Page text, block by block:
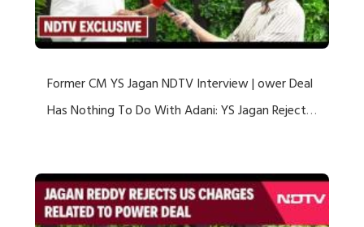
Former CM YS Jagan NDTV Interview | ower Deal
Has Nothing To Do With Adani: YS Jagan Rejects